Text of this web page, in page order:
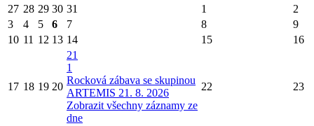
27 28 29 30 31 1
2
3
4 5 6 7 8
9
10 11 12 13 14 15 16
17 18 19 20
21
1
Rocková zábava se skupinou
ARTEMIS 21. 8. 2026
Zobrazit všechny záznamy ze
dne
22 23